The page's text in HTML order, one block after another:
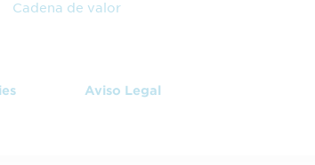
Cadena de valor
Aviso Legal